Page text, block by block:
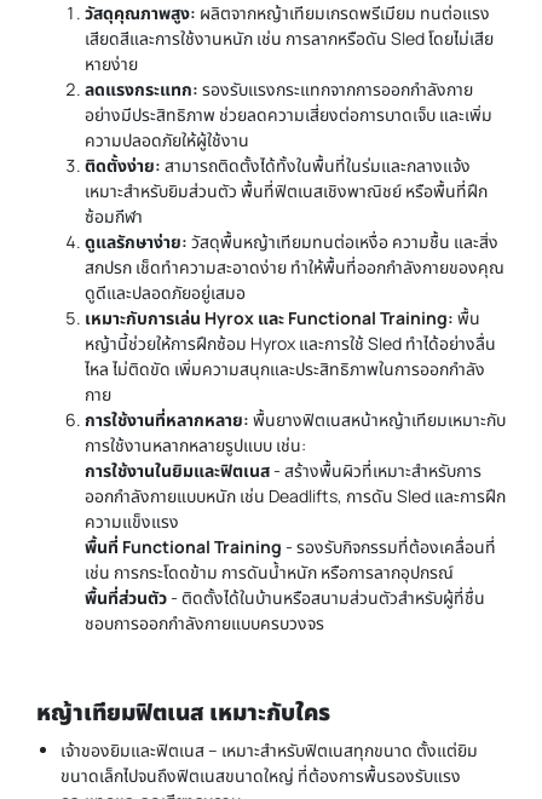
วัสดุคุณภาพสูง: ผลิตจากหญ้าเทียมเกรดพรีเมียม ทนต่อแรง
เสียดสีและการใช้งานหนัก เช่น การลากหรือดัน Sled โดยไม่เสีย
หายง่าย
ลดแรงกระแทก: รองรับแรงกระแทกจากการออกกำลังกาย
อย่างมีประสิทธิภาพ ช่วยลดความเสี่ยงต่อการบาดเจ็บ และเพิ่ม
ความปลอดภัยให้ผู้ใช้งาน
ติดตั้งง่าย: สามารถติดตั้งได้ทั้งในพื้นที่ในร่มและกลางแจ้ง
เหมาะสำหรับยิมส่วนตัว พื้นที่ฟิตเนสเชิงพาณิชย์ หรือพื้นที่ฝึก
ซ้อมกีฬา
ดูแลรักษาง่าย: วัสดุพื้นหญ้าเทียมทนต่อเหงื่อ ความชื้น และสิ่ง
สกปรก เช็ดทำความสะอาดง่าย ทำให้พื้นที่ออกกำลังกายของคุณ
ดูดีและปลอดภัยอยู่เสมอ
เหมาะกับการเล่น Hyrox และ Functional Training: พื้น
หญ้านี้ช่วยให้การฝึกซ้อม Hyrox และการใช้ Sled ทำได้อย่างลื่น
ไหล ไม่ติดขัด เพิ่มความสนุกและประสิทธิภาพในการออกกำลัง
กาย
การใช้งานที่หลากหลาย: พื้นยางฟิตเนสหน้าหญ้าเทียมเหมาะกับ
การใช้งานหลากหลายรูปแบบ เช่น:
การใช้งานในยิมและฟิตเนส- สร้างพื้นผิวที่เหมาะสำหรับการ
ออกกำลังกายแบบหนัก เช่น Deadlifts, การดัน Sled และการฝึก
ความแข็งแรง
พื้นที่ Functional Training - รองรับกิจกรรมที่ต้องเคลื่อนที่
เช่น การกระโดดข้าม การดันน้ำหนัก หรือการลากอุปกรณ์
พื้นที่ส่วนตัว- ติดตั้งได้ในบ้านหรือสนามส่วนตัวสำหรับผู้ที่ชื่น
ชอบการออกกำลังกายแบบครบวงจร
หญ้าเทียมฟิตเนส เหมาะกับใคร
เจ้าของยิมและฟิตเนส – เหมาะสำหรับฟิตเนสทุกขนาด ตั้งแต่ยิม
ขนาดเล็กไปจนถึงฟิตเนสขนาดใหญ่ ที่ต้องการพื้นรองรับแรง